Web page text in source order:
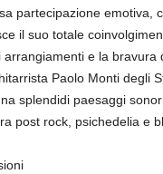
partecipazione emotiva,
il suo totale
e la bravura
Paolo Monti degli
splendidi paesaggi
post rock, psichedelia e